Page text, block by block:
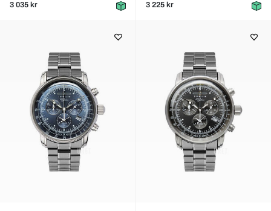
3 035 kr
3 225 kr